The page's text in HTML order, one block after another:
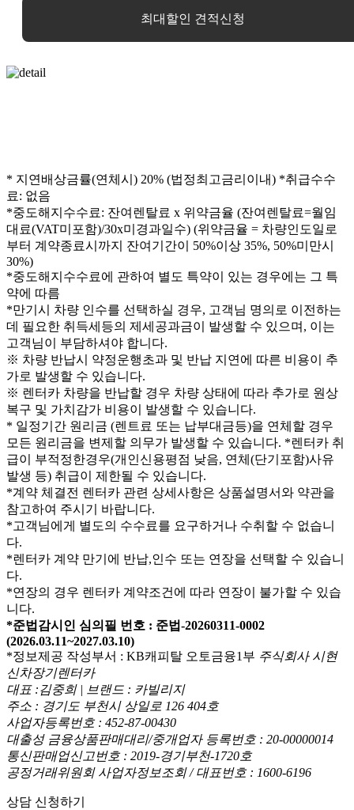
최대할인 견적신청
* 지연배상금률(연체시) 20% (법정최고금리이내) *취급수수
료: 없음
*중도해지수수료: 잔여렌탈료 x 위약금율 (잔여렌탈료=월임
대료(VAT미포함)/30x미경과일수) (위약금율 = 차량인도일로
부터 계약종료시까지 잔여기간이 50%이상 35%, 50%미만시
30%)
*중도해지수수료에 관하여 별도 특약이 있는 경우에는 그 특
약에 따름
*만기시 차량 인수를 선택하실 경우, 고객님 명의로 이전하는
데 필요한 취득세등의 제세공과금이 발생할 수 있으며, 이는
고객님이 부담하셔야 합니다.
※ 차량 반납시 약정운행초과 및 반납 지연에 따른 비용이 추
가로 발생할 수 있습니다.
※ 렌터카 차량을 반납할 경우 차량 상태에 따라 추가로 원상
복구 및 가치감가 비용이 발생할 수 있습니다.
* 일정기간 원리금 (렌트료 또는 납부대금등)을 연체할 경우
모든 원리금을 변제할 의무가 발생할 수 있습니다. *렌터카 취
급이 부적정한경우(개인신용평점 낮음, 연체(단기포함)사유
발생 등) 취급이 제한될 수 있습니다.
*계약 체결전 렌터카 관련 상세사항은 상품설명서와 약관을
참고하여 주시기 바랍니다.
*고객님에게 별도의 수수료를 요구하거나 수취할 수 없습니
다.
*렌터카 계약 만기에 반납,인수 또는 연장을 선택할 수 있습니
다.
*연장의 경우 렌터카 계약조건에 따라 연장이 불가할 수 있습
니다.
*준법감시인 심의필 번호 : 준법-20260311-0002
(2026.03.11~2027.03.10)
*정보제공 작성부서 : KB캐피탈 오토금융1부 주식회사 시현
신차장기렌터카
대표 :김중희 | 브랜드 : 카빌리지
주소 : 경기도 부천시 상일로 126 404호
사업자등록번호 : 452-87-00430
대출성 금융상품판매대리/중개업자 등록번호 : 20-00000014
통신판매업신고번호 : 2019-경기부천-1720호
공정거래위원회 사업자정보조회 / 대표번호 : 1600-6196
상담 신청하기